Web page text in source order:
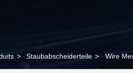
> Staubabscheiderteile > Wire